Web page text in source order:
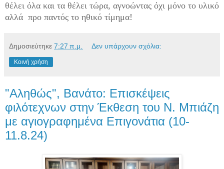
θέλει όλα και τα θέλει τώρα, αγνοώντας όχι μόνο το υλικό
αλλά προ παντός το ηθικό τίμημα!
Δημοσιεύτηκε 7:27 π.μ. Δεν υπάρχουν σχόλια:
Κοινή χρήση
"Αληθώς", Βανάτο: Επισκέψεις
φιλότεχνων στην Έκθεση του Ν. Μπιάζη
με αγιογραφημένα Επιγονάτια (10-
11.8.24)